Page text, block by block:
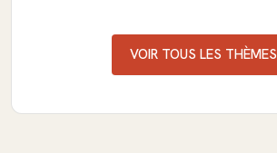
VOIR TOUS LES THÈMES